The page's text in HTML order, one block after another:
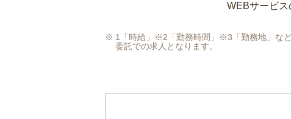
WEBサービ
1「時給」※2「勤務時間」※3「勤務地」な
委託での求人となります。